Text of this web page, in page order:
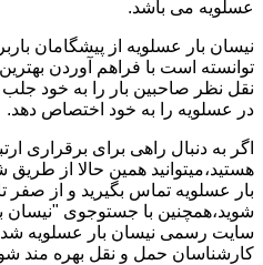
عسلویه می باشد.
نیسان بار عسلویه از پیشگامان
توانسته است با فراهم آوردن
نقل نظر صاحبین بار را به خود جلب
در عسلویه را به خود اختصاص دهد.
اگر به دنبال راهی برای برقراری
هستید،میتوانید همین حالا از
بار عسلویه تماس بگیرید و از
شوید،همچنین با جستوجوی "نیسان
سایت رسمی نیسان بار عسلویه شده
کارشناسان حمل و نقل بهره مند